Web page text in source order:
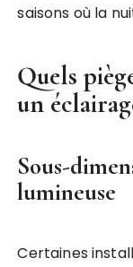
saisons où la
Quels
un
Sous-
lumineuse
Certaines